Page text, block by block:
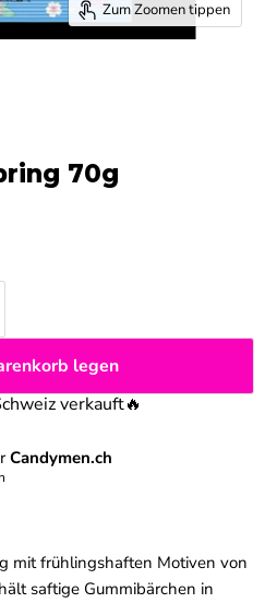
Zum Zoomen tippen
70g
legen
verkauft🔥
Candymen.ch
mit frühlingshaften Motiven von
saftige Gummibärchen in